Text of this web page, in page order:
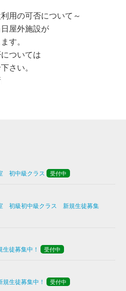
用の可否について～
屋外施設が
す。
ついては
さい。
初中級クラス 受付中
初級初中級クラス 新規生徒募集
徒募集中！ 受付中
生徒募集中！ 受付中